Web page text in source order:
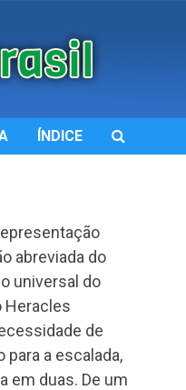
ÍNDICE
abreviada do
universal do
Heracles
de
a escalada,
em duas. De um